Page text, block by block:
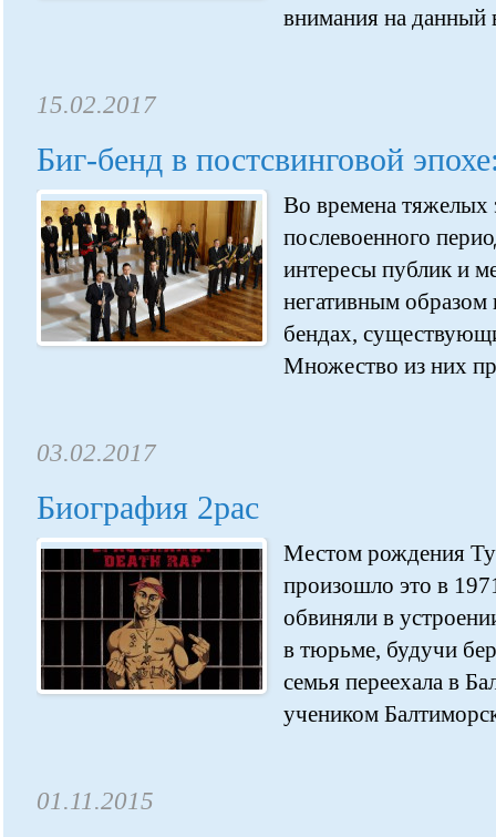
внимания на данный
15.02.2017
Биг-бенд в постсвинговой
Во времена тяжелых
послевоенного
интересы публик и
негативным образом
бендах,
Множество из них
03.02.2017
Биография 2pac
Местом рождения
произошло это в
обвиняли в
в тюрьме, будучи
семья переехала в
учеником
01.11.2015